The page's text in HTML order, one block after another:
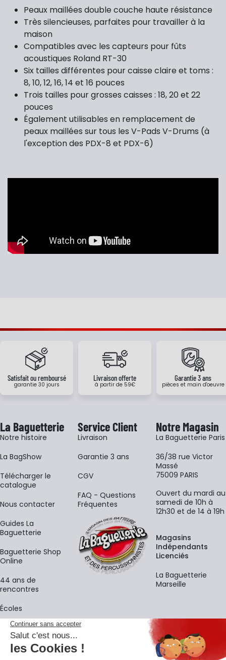
Peaux maillées double couche haute résistance
Très silencieuses, parfaites pour travailler à la
maison
Compatibles avec les capteurs pour fûts
acoustiques Roland RT-30
Six tailles différentes pour caisse claire et toms :
8, 10, 12, 16, 14 et 16 pouces
Trois tailles pour grosses caisses : 18, 20 et 22
pouces
Également utilisables en remplacement de
peaux maillées sur tous les V-Pads V-Drums (à
l'exception des PDX-8 et PDX-6)
Satisfait ou remboursé
garantie 30 jours
Livraison offerte
à partir de 59€
Garantie 3 ans
pièces et main d'oeuvre
La Baguetterie
Notre histoire
La BagShow
​Télécharger le
catalogue
Nous contacter
Guides La
Baguetterie
Baguetterie Shop
Online
44 ans de
rencontres
Écoles
Service Client
Livraison
Garantie 3 ans
CGV
FAQ - Questions
Fréquentes
Notre Magasin
La Baguetterie Paris
36/38 rue Victor
Massé
75009 PARIS
Ouvert du mardi au
samedi de 10h à
12h30 et de 14 à 19h
Magasins
Indépendants
Licenciés
La Baguetterie
Marseille
La newsletter
Adresse e-mail